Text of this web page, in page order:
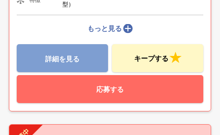
型）
もっと見る
詳細を見る キープする
応募する